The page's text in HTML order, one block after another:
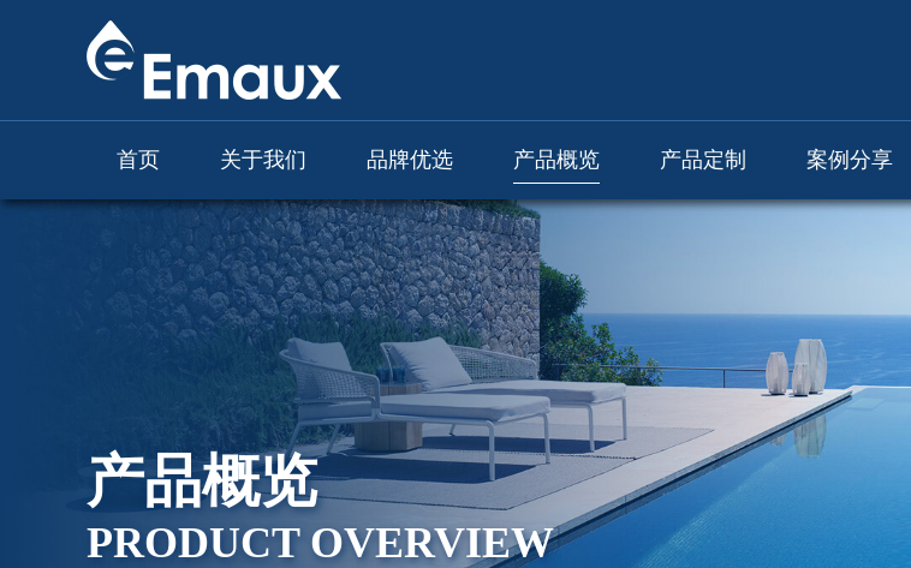
首页 关于我们 品牌优选 产品概览 产品定制 案例分享
产品概览
PRODUCT OVERVIEW